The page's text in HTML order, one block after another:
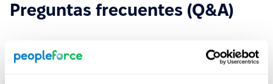
Preguntas frecuentes (Q&A)
¿Qué duración es ideal para un
onboarding estratégico?